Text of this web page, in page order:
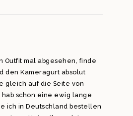
Outfit mal abgesehen, finde
den Kameragurt absolut
gleich auf die Seite von
schon eine ewig lange
ich in Deutschland bestellen